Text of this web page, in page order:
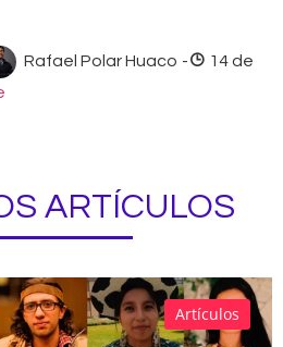
Rafael Polar Huaco -
14 de
ARTÍCULOS
Artículos